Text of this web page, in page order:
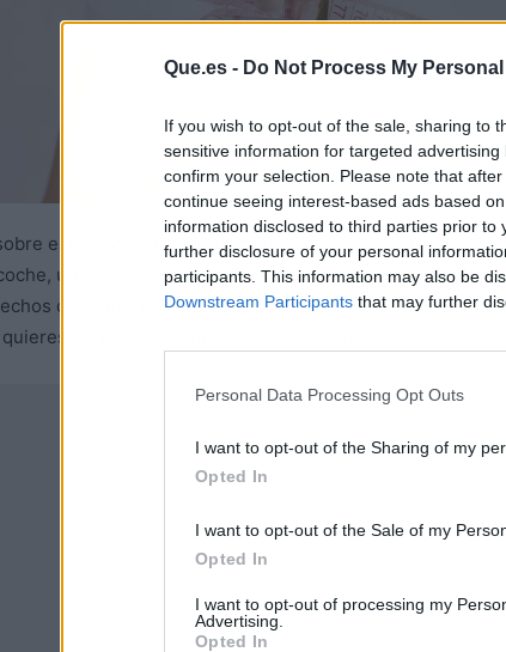
Que.es - Do Not Process My
If you wish to opt-out of the sale, sharing to
sensitive information for targeted
confirm your selection. Please note that
continue seeing interest-based ads based
information disclosed to third parties prior
further disclosure of your personal
participants. This information may also be
Downstream Participants that may further
Personal Data Processing Opt Outs
I want to opt-out of the Sharing of my
Opted In
I want to opt-out of the Sale of my
Opted In
I want to opt-out of processing my
Advertising.
Opted In
el precio de una operación de aumento de pechos
un viaje o una casa. Puesdepende, y depende de
depende, por ejemplo, del tipo de mama que haya
ponerte implantes redondos o anatómicos.